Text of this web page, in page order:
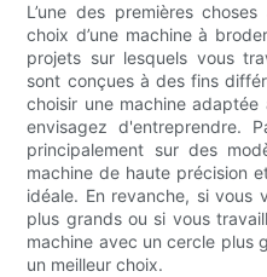
L’une des premières
choix d’une machine à
projets sur lesquels vous
sont conçues à des fins
choisir une machine
envisagez d'entreprendre.
principalement sur des
machine de haute précision
idéale. En revanche, si vous
plus grands ou si vous
machine avec un cercle plus
un meilleur choix.